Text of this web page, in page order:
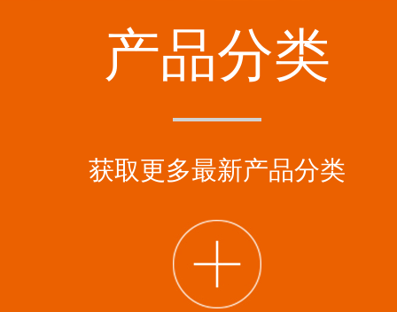
产品分类
获取更多最新产品分类